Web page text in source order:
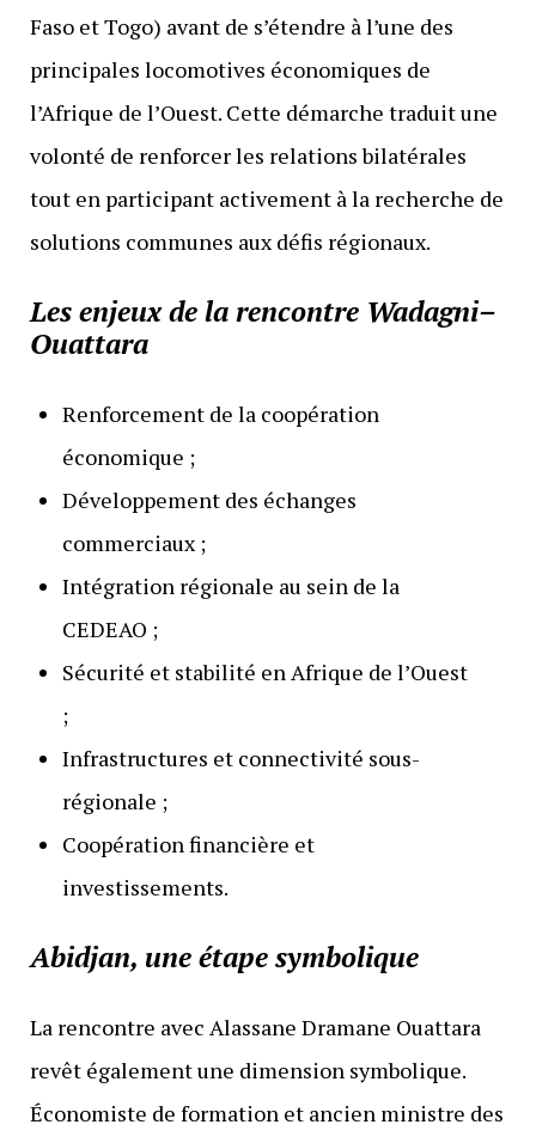
Faso et Togo) avant de s’étendre à l’une des
principales locomotives économiques de
l’Afrique de l’Ouest. Cette démarche traduit une
volonté de renforcer les relations bilatérales
tout en participant activement à la recherche de
solutions communes aux défis régionaux.
Les enjeux de la rencontre Wadagni–
Ouattara
Renforcement de la coopération
économique ;
Développement des échanges
commerciaux ;
Intégration régionale au sein de la
CEDEAO ;
Sécurité et stabilité en Afrique de l’Ouest
;
Infrastructures et connectivité sous-
régionale ;
Coopération financière et
investissements.
Abidjan, une étape symbolique
La rencontre avec Alassane Dramane Ouattara
revêt également une dimension symbolique.
Économiste de formation et ancien ministre des